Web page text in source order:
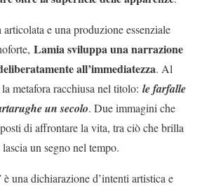
e una produzione essenziale
Lamia sviluppa una narrazione
all’immediatezza. Al
metafora racchiusa nel titolo: le farfalle
un secolo. Due immagini che
di affrontare la vita, tra ciò che brilla
un segno nel tempo.
è una dichiarazione d’intenti artistica e